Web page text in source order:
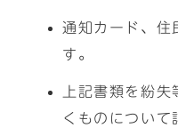
通知カード、住
す。
上記書類を紛
くものについて